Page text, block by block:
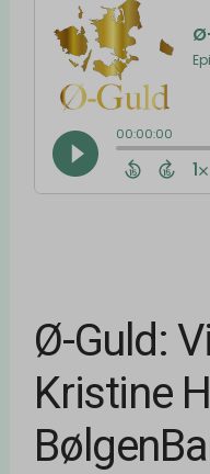
Ø-Guld:
Kristine